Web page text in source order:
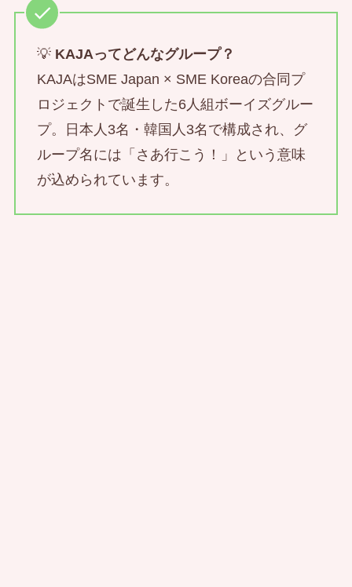
💡 KAJAってどんなグループ？
KAJAはSME Japan × SME Koreaの合同プ
ロジェクトで誕生した6人組ボーイズグルー
プ。日本人3名・韓国人3名で構成され、グ
ループ名には「さあ行こう！」という意味
が込められています。